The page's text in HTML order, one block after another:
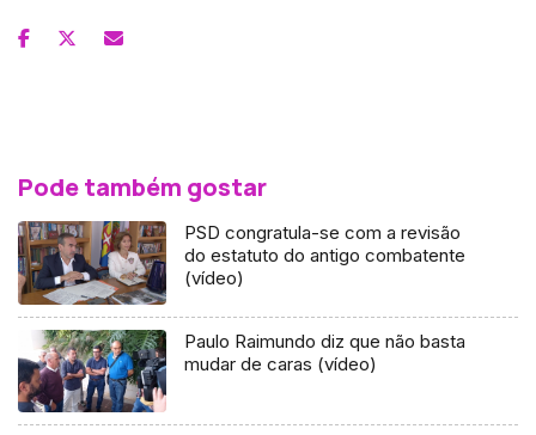
Pode também gostar
PSD congratula-se com a revisão
do estatuto do antigo combatente
(vídeo)
Paulo Raimundo diz que não basta
mudar de caras (vídeo)